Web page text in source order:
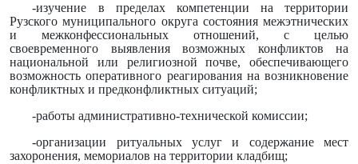
-изучение в пределах компетенции на территории
Рузского муниципального округа состояния межэтнических
и межконфессиональных отношений, с целью
своевременного выявления возможных конфликтов на
национальной или религиозной почве, обеспечивающего
возможность оперативного реагирования на возникновение
конфликтных и предконфликтных ситуаций;
-работы административно-технической комиссии;
-организации ритуальных услуг и содержание мест
захоронения, мемориалов на территории кладбищ;